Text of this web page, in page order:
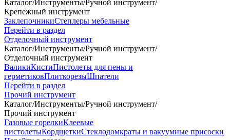
Каталог/Инструменты/Ручной инструмент/
Крепежный инструмент
ЗаклепочникиСтеплеры мебельные
Перейти в раздел
Отделочный инструмент
Каталог/Инструменты/Ручной инструмент/
Отделочный инструмент
ВаликиКистиПистолеты для пены и
герметиковПлиткорезыШпатели
Перейти в раздел
Прочий инструмент
Каталог/Инструменты/Ручной инструмент/
Прочий инструмент
Газовые горелкиКлеевые
пистолетыКордщеткиСтеклодомкраты и вакуумные присоски